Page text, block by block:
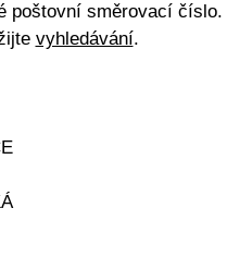
poštovní směrovací
vyhledávání.